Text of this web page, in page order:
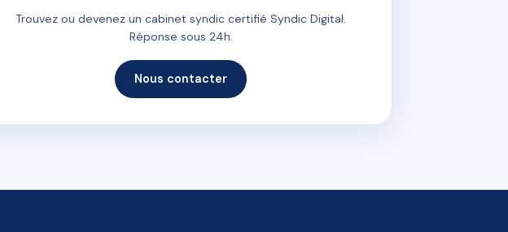
Trouvez ou devenez un cabinet syndic certifié Syndic Digital.
Réponse sous 24h.
Nous contacter